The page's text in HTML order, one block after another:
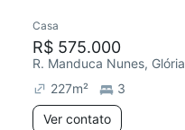
Casa
R$ 575.000
R. Manduca Nunes, Glória
227m²
3
Ver contato